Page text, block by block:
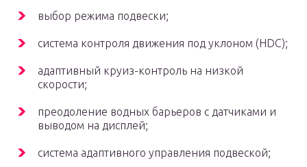
выбор режима подвески;
система контроля движения под уклоном (HDC);
адаптивный круиз-контроль на низкой
скорости;
преодоление водных барьеров с датчиками и
выводом на дисплей;
система адаптивного управления подвеской;